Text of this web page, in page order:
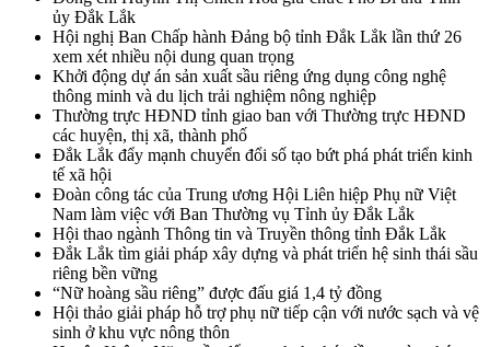
ủy Đắk Lắk
Hội nghị Ban Chấp hành Đảng bộ tỉnh Đắk Lắk lần thứ 26
xem xét nhiều nội dung quan trọng
Khởi động dự án sản xuất sầu riêng ứng dụng công nghệ
thông minh và du lịch trải nghiệm nông nghiệp
Thường trực HĐND tỉnh giao ban với Thường trực HĐND
các huyện, thị xã, thành phố
Đắk Lắk đẩy mạnh chuyển đổi số tạo bứt phá phát triển kinh
tế xã hội
Đoàn công tác của Trung ương Hội Liên hiệp Phụ nữ Việt
Nam làm việc với Ban Thường vụ Tỉnh ủy Đắk Lắk
Hội thao ngành Thông tin và Truyền thông tỉnh Đắk Lắk
Đắk Lắk tìm giải pháp xây dựng và phát triển hệ sinh thái sầu
riêng bền vững
“Nữ hoàng sầu riêng” được đấu giá 1,4 tỷ đồng
Hội thảo giải pháp hỗ trợ phụ nữ tiếp cận với nước sạch và vệ
sinh ở khu vực nông thôn